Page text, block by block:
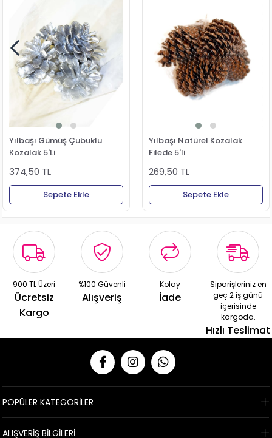
Yılbaşı Gümüş Çubuklu
Kozalak 5'Li
374,50 TL
Sepete Ekle
Yılbaşı Natürel Kozalak
Filede 5'li
269,50 TL
Sepete Ekle
900 TL Üzeri
Ücretsiz
Kargo
%100 Güvenli
Alışveriş
Kolay
İade
Siparişleriniz en
geç 2 iş günü
içerisinde
kargoda.
Hızlı Teslimat
POPÜLER KATEGORİLER
ALIŞVERİŞ BİLGİLERİ